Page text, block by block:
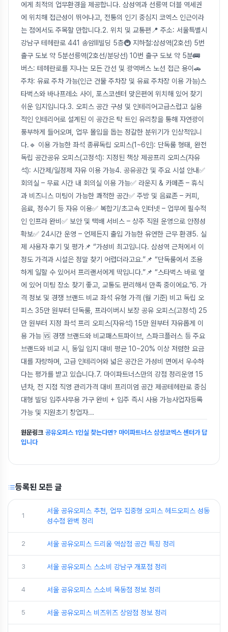
에게 최적의 업무환경을 제공합니다. 삼성역과 선릉역 더블 역세권
에 위치해 접근성이 뛰어나고, 전통의 인기 중심지 코엑스 인근이라
는 점에서도 주목할 만합니다.2. 위치 및 교통편📍 주소: 서울특별시
강남구 테헤란로 441 송암Ⅲ빌딩 5층🚇 지하철:삼성역(2호선) 5번
출구 도보 약 5분선릉역(2호선/분당선) 10번 출구 도보 약 5분🚌
버스: 테헤란로를 지나는 모든 간선 및 광역버스 노선 접근 용이🚗
주차: 유료 주차 가능(인근 건물 주차장 및 유료 주차장 이용 가능)스
타벅스와 바나프레소 사이, 포스코센터 맞은편에 위치해 있어 찾기
쉬운 입지입니다.3. 오피스 공간 구성 및 인테리어고급스럽고 실용
적인 인테리어로 설계된 이 공간은 탁 트인 유리창을 통해 자연광이
풍부하게 들어오며, 업무 몰입을 돕는 정갈한 분위기가 인상적입니
다.🔹 이용 가능한 좌석 종류독립 오피스(1~6인): 단독룸 형태, 완전
독립 공간공유 오피스(고정석): 지정된 책상 제공프리 오피스(자유
석): 시간제/일정제 자유 이용 가능4. 공유공간 및 주요 시설 안내✅
회의실 – 무료 시간 내 회의실 이용 가능✅ 라운지 & 카페존 – 휴식
과 비즈니스 미팅이 가능한 쾌적한 공간✅ 주방 및 음료존 – 커피,
음료, 정수기 등 자유 이용✅ 복합기/초고속 인터넷 – 업무에 필수적
인 인프라 완비✅ 보안 및 택배 서비스 – 상주 직원 운영으로 안정성
확보✅ 24시간 운영 – 언제든지 출입 가능한 유연한 근무 환경5. 실
제 사용자 후기 및 평가📌 “가성비 최고입니다. 삼성역 근처에서 이
정도 가격과 시설은 정말 찾기 어렵더라고요.”📌 “단독룸에서 조용
하게 일할 수 있어서 프리랜서에게 딱입니다.”📌 “스타벅스 바로 옆
에 있어 미팅 장소 찾기 좋고, 교통도 편리해서 만족 중이에요.”6. 가
격 정보 및 경쟁 브랜드 비교 좌석 유형 가격 (월 기준) 비고 독립 오
피스 35만 원부터 단독룸, 프라이버시 보장 공유 오피스(고정석) 25
만 원부터 지정 좌석 프리 오피스(자유석) 15만 원부터 자유롭게 이
용 가능 🆚 경쟁 브랜드와 비교패스트파이브, 스파크플러스 등 주요
브랜드와 비교 시, 동일 입지 대비 평균 10~20% 이상 저렴한 요금
대를 자랑하며, 고급 인테리어와 넓은 공간은 가성비 면에서 우수하
다는 평가를 받고 있습니다.7. 마이파트너스만의 강점 정리운영 15
년차, 전 지점 직영 관리가격 대비 프리미엄 공간 제공테헤란로 중심
대형 빌딩 입주사무용 가구 완비 + 입주 즉시 사용 가능사업자등록
가능 및 지원초기 창업자...
원문링크 공유오피스 1인실 찾는다면? 마이파트너스 삼성코엑스 센터가 답
입니다
등록된 모든 글
1
서울 공유오피스 추천, 업무 집중형 오피스 헤드오피스 성동
성수점 완벽 정리
2 서울 공유오피스 드리움 역삼점 공간 특징 정리
3 서울 공유오피스 스소비 강남구 개포점 정리
4 서울 공유오피스 스소비 목동점 정보 정리
5 서울 공유오피스 비즈위즈 상암점 정보 정리